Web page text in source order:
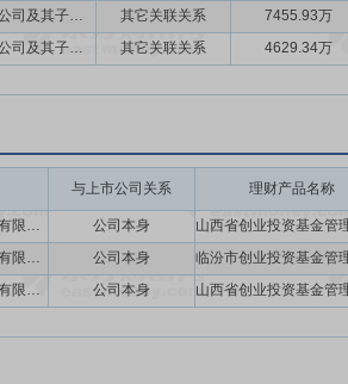
山西焦煤集团有限责任公司及其子公司 其它关联关系
7455.93万
山西焦煤集团有限责任公司及其子公司 其它关联关系 4629.34万
与上市公司关系 理财产品名称
山煤国际能源集团股份有限公司
公司本身
山煤国际能源集团股份有限公司
公司本身
山煤国际能源集团股份有限公司 公司本身